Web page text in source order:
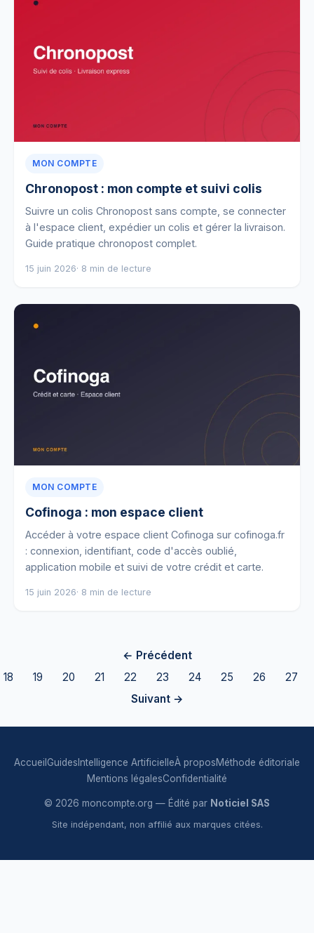
MON COMPTE
Chronopost : mon compte et suivi colis
Suivre un colis Chronopost sans compte, se connecter
à l'espace client, expédier un colis et gérer la livraison.
Guide pratique chronopost complet.
15 juin 2026· 8 min de lecture
MON COMPTE
Cofinoga : mon espace client
Accéder à votre espace client Cofinoga sur cofinoga.fr
: connexion, identifiant, code d'accès oublié,
application mobile et suivi de votre crédit et carte.
15 juin 2026· 8 min de lecture
← Précédent
18
19 20 21 22 23 24 25 26
27
Suivant →
AccueilGuidesIntelligence ArtificielleÀ proposMéthode éditoriale
Mentions légalesConfidentialité
© 2026 moncompte.org — Édité par Noticiel SAS
Site indépendant, non affilié aux marques citées.